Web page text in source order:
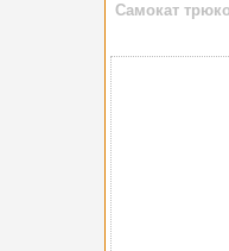
Самокат